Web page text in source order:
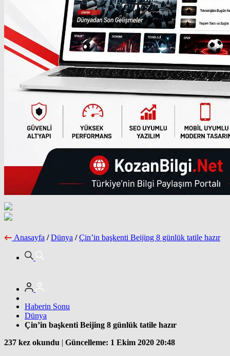
Anasayfa / Dünya / Çin’in başkenti Beijing 8 günlük tatile hazır
Haberin Sonu
Dünya
Çin’in başkenti Beijing 8 günlük tatile hazır
237 kez okundu | Güncelleme: 1 Ekim 2020 20:48